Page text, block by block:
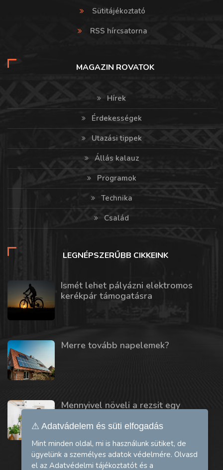
Sütitájékoztató
RSS hírcsatorna
MAGAZIN ROVATOK
Hírek
Érdekességek
Utazási tippek
Állás kalauz
Programok
Technika
Család
LEGNÉPSZERŰBB CIKKEINK
Ismét lehet pályázni elektromos
kerékpár támogatásra
Merre tovább napelemek?
Mennyivel növeli a rezsit egy
⚠ Adatvádelem és süti elfogadás
Mint minden oldal, mi is használunk sütiket, de
ügyelünk a személyes adatok védelmére. Olvasd
el az Adatvédelmi tájékoztatót és a